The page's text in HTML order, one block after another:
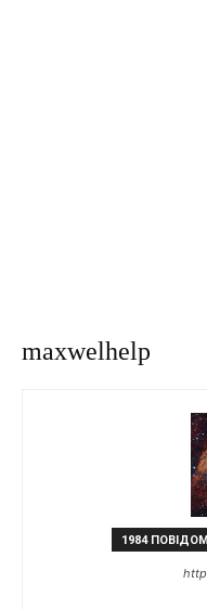
maxwelhelp
1984